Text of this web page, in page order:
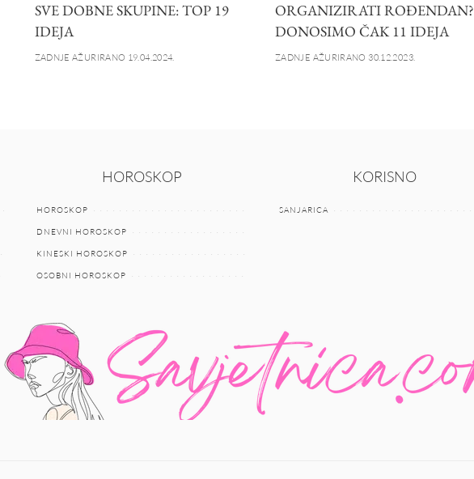
SVE DOBNE SKUPINE: TOP 19
IDEJA
ZADNJE AŽURIRANO 19.04.2024.
ORGANIZIRATI ROĐENDAN?
DONOSIMO ČAK 11 IDEJA
ZADNJE AŽURIRANO 30.12.2023.
HOROSKOP
HOROSKOP
DNEVNI HOROSKOP
KINESKI HOROSKOP
OSOBNI HOROSKOP
KORISNO
SANJARICA